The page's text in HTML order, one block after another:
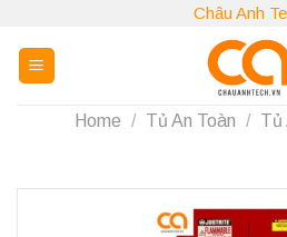
content
Châu Anh
Home / Tủ An Toàn / Tủ